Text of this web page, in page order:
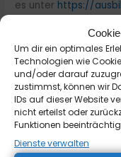
Um dir ein optimales
Technologien wie
und/oder darauf
zustimmst, können wir
IDs auf dieser Website
nicht erteilst oder
Funktionen
Dienste verwalten
es unter https://
←Vorheriger Beitrag
Schreibe
Deine E-Mail-
Erforderliche